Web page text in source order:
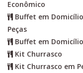
Econômico
Buffet em
Peças
Buffet em
Kit Churrasco
Kit Churrasco em